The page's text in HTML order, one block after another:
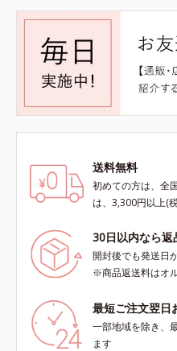
送料無料
初めての方は、全
は、3,300円以上(
30日以内なら返
開封後でも発送日
※商品返送料はオ
最短ご注文翌日
一部地域を除き、
ます